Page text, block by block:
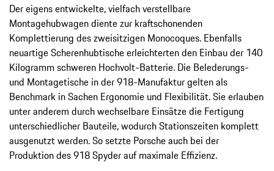
Der eigens entwickelte, vielfach verstellbare
Montagehubwagen diente zur kraftschonenden
Komplettierung des zweisitzigen Monocoques. Ebenfalls
neuartige Scherenhubtische erleichterten den Einbau der 140
Kilogramm schweren Hochvolt-Batterie. Die Belederungs-
und Montagetische in der 918-Manufaktur gelten als
Benchmark in Sachen Ergonomie und Flexibilität. Sie erlauben
unter anderem durch wechselbare Einsätze die Fertigung
unterschiedlicher Bauteile, wodurch Stationszeiten komplett
ausgenutzt werden. So setzte Porsche auch bei der
Produktion des 918 Spyder auf maximale Effizienz.